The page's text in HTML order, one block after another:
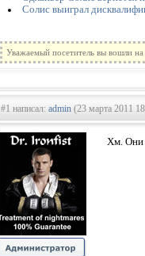
Солис выиграл
Уважаемый посетитель вы вошли на
#1 написал: admin (23 марта 2011
Хм. Они